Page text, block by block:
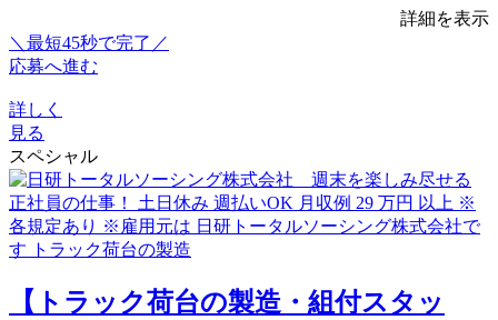
詳細を表示
＼最短45秒で完了／
応募へ進む
詳しく
見る
スペシャル
【トラック荷台の製造・組付スタッ